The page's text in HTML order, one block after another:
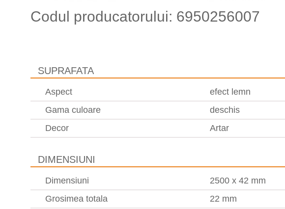
Codul producatorului: 6950256007
SUPRAFATA
Aspect
efect lemn
Gama culoare
deschis
Decor
Artar
DIMENSIUNI
Dimensiuni
2500 x 42 mm
Grosimea totala
22 mm